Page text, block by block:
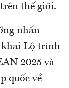
thế giới.
nhấn
khai Lộ trình
2025 và
quốc về